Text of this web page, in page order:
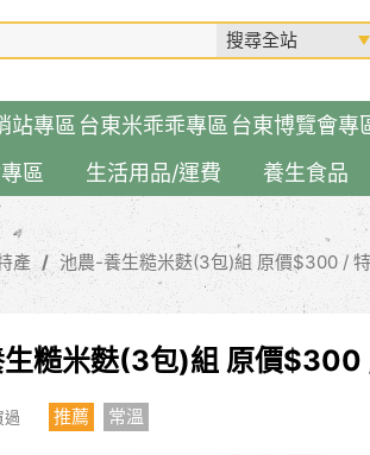
站專區 台東米乖乖專區 台東博覽會專
區 生活用品/運費 養生食品
產 池農-養生糙米麩(3包)組 原價$300 /
生糙米麩(3包)組 原價
過 推薦 常溫